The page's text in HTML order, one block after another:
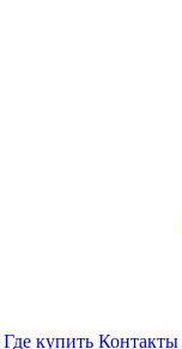
Где купить Контакты